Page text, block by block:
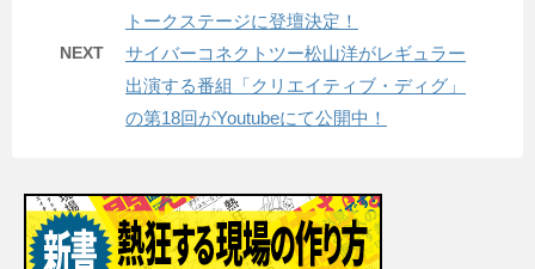
トークステージに登壇決定！
NEXT
サイバーコネクトツー松山洋がレギュラー
出演する番組「クリエイティブ・ディグ」
の第18回がYoutubeにて公開中！